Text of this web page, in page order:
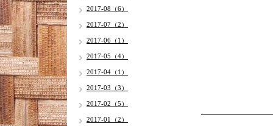
2017-08（6）
2017-07（2）
2017-06（1）
2017-05（4）
2017-04（1）
2017-03（3）
2017-02（5）
2017-01（2）